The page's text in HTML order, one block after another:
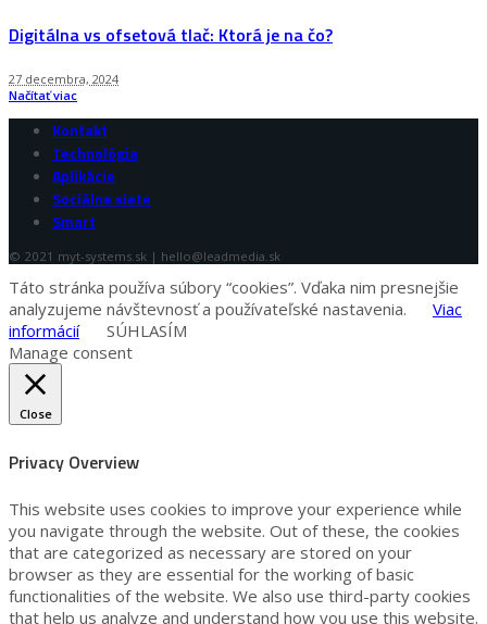
Digitálna vs ofsetová tlač: Ktorá je na čo?
27 decembra, 2024
Načítať viac
Kontakt
Technológia
Aplikácie
Sociálne siete
Smart
© 2021 myt-systems.sk | hello@leadmedia.sk
Táto stránka používa súbory “cookies”. Vďaka nim presnejšie
analyzujeme návštevnosť a používateľské nastavenia.
Viac
informácií
SÚHLASÍM
Manage consent
Close
Privacy Overview
This website uses cookies to improve your experience while
you navigate through the website. Out of these, the cookies
that are categorized as necessary are stored on your
browser as they are essential for the working of basic
functionalities of the website. We also use third-party cookies
that help us analyze and understand how you use this website.